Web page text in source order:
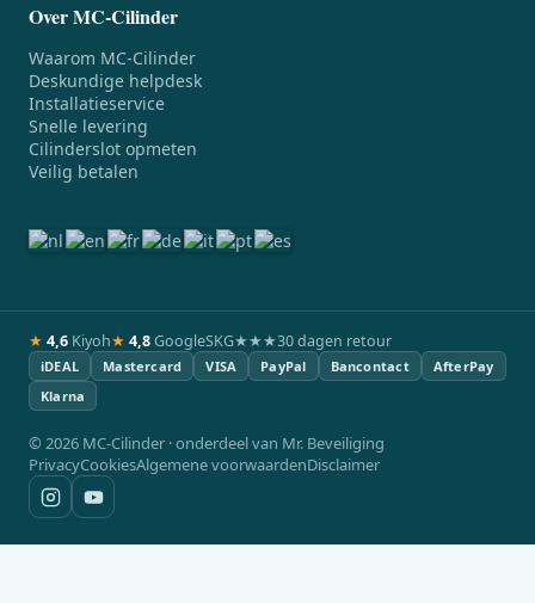
Over MC-Cilinder
Waarom MC-Cilinder
Deskundige helpdesk
Installatieservice
Snelle levering
Cilinderslot opmeten
Veilig betalen
★ 4,6 Kiyoh★ 4,8GoogleSKG★★★30 dagen retour
iDEAL Mastercard VISA PayPal Bancontact
AfterPay
Klarna
© 2026 MC-Cilinder · onderdeel van Mr. Beveiliging
PrivacyCookiesAlgemene voorwaardenDisclaimer